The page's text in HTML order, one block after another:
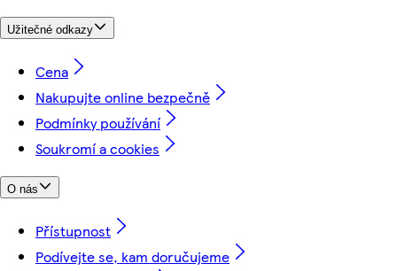
Užitečné odkazy
Cena
Nakupujte online bezpečně
Podmínky používání
Soukromí a cookies
O nás
Přístupnost
Podívejte se, kam doručujeme